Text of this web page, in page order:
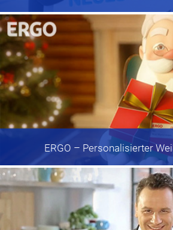
ERGO – Personalisierter